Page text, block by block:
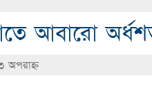
আবারো
অপরাহ্ণ